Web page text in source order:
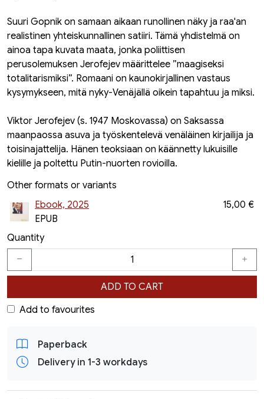
Suuri Gopnik on samaan aikaan runollinen näky ja raa'an
realistinen yhteiskunnallinen satiiri. Tämä yhdistelmä on
ainoa tapa kuvata maata, jonka poliittisen
perusolemuksen Jerofejev määrittelee ”maagiseksi
totalitarismiksi”. Romaani on kaunokirjallinen vastaus
kysymykseen, mitä nyky-Venäjällä oikein tapahtuu ja miksi.
Viktor Jerofejev (s. 1947 Moskovassa) on Saksassa
maanpaossa asuva ja työskentelevä venäläinen kirjailija ja
toisinajattelija. Hänen teoksiaan on käännetty lukuisille
kielille ja poltettu Putin-nuorten rovioilla.
Other formats or variants
Ebook, 2025
EPUB
15,00 €
Quantity
ADD TO CART
Add to favourites
Paperback
Delivery in 1-3 workdays